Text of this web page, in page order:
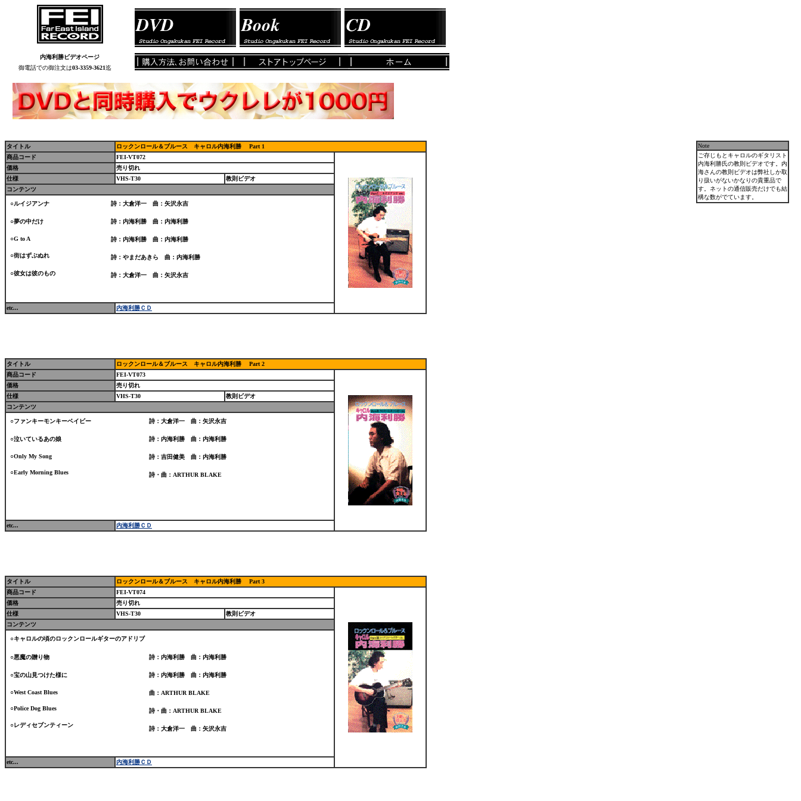
内海利勝ビデオページ
御電話での御注文は03-3359-3621迄
タイトル
ロックンロール＆ブルース キャロル内海利勝 Part 1
商品コード
FEI-VT072
価格
売り切れ
仕様
VHS-T30
教則ビデオ
コンテンツ
○ルイジアンナ
○夢の中だけ
○G to A
○街はずぶぬれ
○彼女は彼のもの
詩：大倉洋一 曲：矢沢永吉
詩：内海利勝 曲：内海利勝
詩：内海利勝 曲：内海利勝
詩：やまだあきら 曲：内海利勝
詩：大倉洋一 曲：矢沢永吉
etc... 内海利勝ＣＤ
Note
ご存じもとキャロルのギタリスト
内海利勝氏の教則ビデオです。内
海さんの教則ビデオは弊社しか取
り扱いがないかなりの貴重品で
す。ネットの通信販売だけでも結
構な数がでています。
タイトル
ロックンロール＆ブルース キャロル内海利勝 Part 2
商品コード
FEI-VT073
価格
売り切れ
仕様
VHS-T30
教則ビデオ
コンテンツ
○ファンキーモンキーベイビー
○泣いているあの娘
○Only My Song
○Early Morning Blues
詩：大倉洋一 曲：矢沢永吉
詩：内海利勝 曲：内海利勝
詩：吉田健美 曲：内海利勝
詩・曲：ARTHUR BLAKE
etc... 内海利勝ＣＤ
タイトル
ロックンロール＆ブルース キャロル内海利勝 Part 3
商品コード
FEI-VT074
価格
売り切れ
仕様
VHS-T30
教則ビデオ
コンテンツ
○キャロルの頃のロックンロールギターのアドリブ
○悪魔の贈り物
○宝の山見つけた様に
○West Coast Blues
○Police Dog Blues
○レディセブンティーン
詩：内海利勝 曲：内海利勝
詩：内海利勝 曲：内海利勝
曲：ARTHUR BLAKE
詩・曲：ARTHUR BLAKE
詩：大倉洋一 曲：矢沢永吉
etc... 内海利勝ＣＤ